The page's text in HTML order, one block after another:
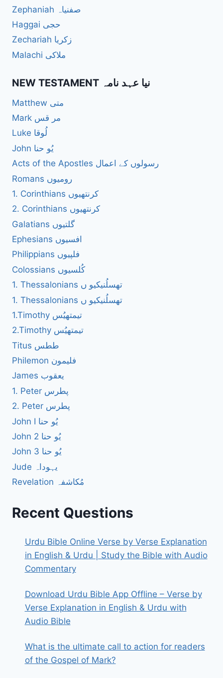
Zephaniah صفنیاہ
Haggai حجی
Zechariah زکریا
Malachi ملاکی
NEW TESTAMENT نیا عہد نامہ
Matthew متی
Mark مر قس
Luke لُوقا
John یُو حنا
Acts of the Apostles رسولوں کے اعمال
Romans رومیوں
1. Corinthians کرنتھیوں
2. Corinthians کرنتھیوں
Galatians گلتیوں
Ephesians افسیوں
Philippians فلپیوں
Colossians کُلسیوں
1. Thessalonians تھسلُنیکیو ں
1. Thessalonians تھسلُنیکیو ں
1.Timothy تیمتھیُس
2.Timothy تیمتھیُس
Titus ططس
Philemon فلیمون
James یعقوب
1. Peter پطرس
2. Peter پطرس
John I یُو حنا
John 2 یُو حنا
John 3 یُو حنا
Jude یہوداہ
Revelation مُکاشفہ
Recent Questions
Urdu Bible Online Verse by Verse Explanation
in English & Urdu | Study the Bible with Audio
Commentary
Download Urdu Bible App Offline – Verse by
Verse Explanation in English & Urdu with
Audio Bible
What is the ultimate call to action for readers
of the Gospel of Mark?